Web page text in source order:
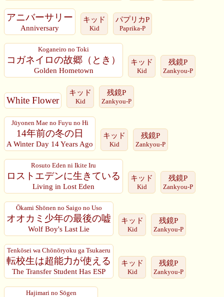
アニバーサリー
Anniversary
キッド
Kid
パプリカP
Paprika-P
Koganeiro no Toki
コガネイロの故郷（とき）
Golden Hometown
キッド
Kid
残鏡P
Zankyou-P
White Flower
キッド
Kid
残鏡P
Zankyou-P
Jūyonen Mae no Fuyu no Hi
14年前の冬の日
A Winter Day 14 Years Ago
キッド
Kid
残鏡P
Zankyou-P
Rosuto Eden ni Ikite Iru
ロストエデンに生きている
Living in Lost Eden
キッド
Kid
残鏡P
Zankyou-P
Ōkami Shōnen no Saigo no Uso
オオカミ少年の最後の嘘
Wolf Boy's Last Lie
キッド
Kid
残鏡P
Zankyou-P
Tenkōsei wa Chōnōryoku ga Tsukaeru
転校生は超能力が使える
The Transfer Student Has ESP
キッド
Kid
残鏡P
Zankyou-P
Hajimari no Sōgen